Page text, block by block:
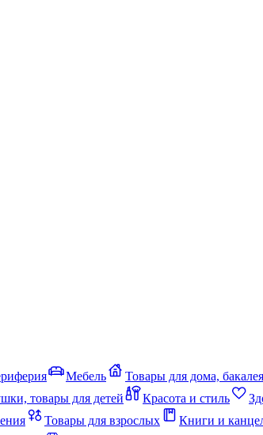
Мебель Товары для дома, бакалея
товары для детей Красота и стиль
Товары для взрослых Книги и